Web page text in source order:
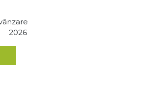
2026